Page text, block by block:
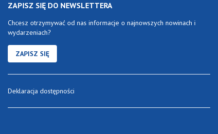
ZAPISZ SIĘ DO NEWSLETTERA
Chcesz otrzymywać od nas informacje o najnowszych nowinach i
wydarzeniach?
ZAPISZ SIĘ
Deklaracja dostępności